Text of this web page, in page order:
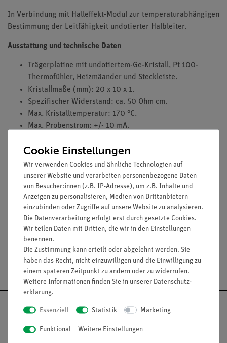
In Verbindung mit Halleffekt-Modul zur temperaturabhängigen
Bestimmung der Leitfähigkeit undotierter Halbleiter.
Ausstattung und technische Daten
Trägerplatine mit undotiertem-Ge-Kristall, Pt 100-
Thermofühler, Heizmäander und Steckleiste.
Kristallmaße (mm): 20 x 10 x 1.
Spezifischer Widerstand: ca. 50 Ohm cm.
Max. Kristalltemperatur: 170 °C.
Max. Probenstrom: +/- 10 mA.
Masse: 0,03 kg.
Versuche
Media / Downloads
Versandkostenfrei ab 300,- €
Cookie Einstellungen
Wir verwenden Cookies und ähnliche Technologien auf
unserer Website und verarbeiten personenbezogene Daten
von Besucher:innen (z.B. IP-Adresse), um z.B. Inhalte und
Anzeigen zu personalisieren, Medien von Drittanbietern
einzubinden oder Zugriffe auf unsere Website zu analysieren.
Die Datenverarbeitung erfolgt erst durch gesetzte Cookies.
Wir teilen Daten mit Dritten, die wir in den Einstellungen
benennen.
Die Zustimmung kann erteilt oder abgelehnt werden. Sie
haben das Recht, nicht einzuwilligen und die Einwilligung zu
einem späteren Zeitpunkt zu ändern oder zu widerrufen.
Weitere Informationen finden Sie in unserer Daten­schutz­
erklärung.
Essenziell Statistik Marketing
Funktional Weitere Einstellungen